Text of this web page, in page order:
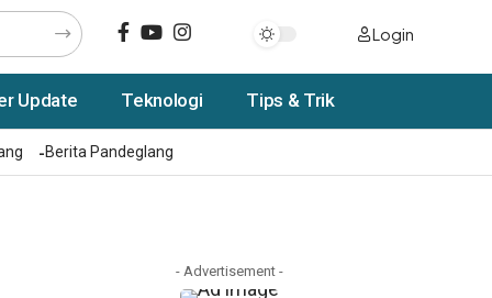
Login
Update Teknologi Tips & Trik
Berita Pandeglang
- Advertisement -